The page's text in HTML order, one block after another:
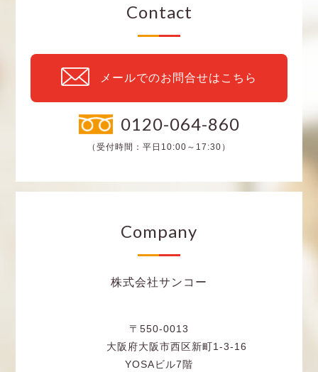
Contact
メールでのお問合せはこちら
0120-064-860
（受付時間：平日10:00～17:30）
Company
株式会社サンコー
〒550-0013
大阪府大阪市西区新町1-3-16
YOSAビル7階